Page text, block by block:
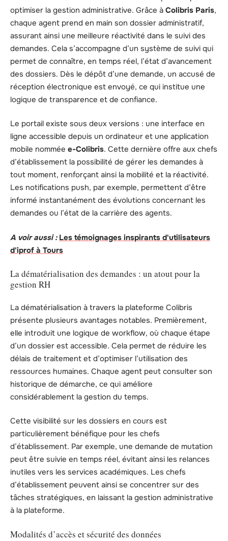
optimiser la gestion administrative. Grâce à Colibris Paris,
chaque agent prend en main son dossier administratif,
assurant ainsi une meilleure réactivité dans le suivi des
demandes. Cela s’accompagne d’un système de suivi qui
permet de connaître, en temps réel, l’état d’avancement
des dossiers. Dès le dépôt d’une demande, un accusé de
réception électronique est envoyé, ce qui institue une
logique de transparence et de confiance.
Le portail existe sous deux versions : une interface en
ligne accessible depuis un ordinateur et une application
mobile nommée e-Colibris. Cette dernière offre aux chefs
d’établissement la possibilité de gérer les demandes à
tout moment, renforçant ainsi la mobilité et la réactivité.
Les notifications push, par exemple, permettent d’être
informé instantanément des évolutions concernant les
demandes ou l’état de la carrière des agents.
A voir aussi : Les témoignages inspirants d'utilisateurs
d'iprof à Tours
La dématérialisation des demandes : un atout pour la
gestion RH
La dématérialisation à travers la plateforme Colibris
présente plusieurs avantages notables. Premièrement,
elle introduit une logique de workflow, où chaque étape
d’un dossier est accessible. Cela permet de réduire les
délais de traitement et d’optimiser l’utilisation des
ressources humaines. Chaque agent peut consulter son
historique de démarche, ce qui améliore
considérablement la gestion du temps.
Cette visibilité sur les dossiers en cours est
particulièrement bénéfique pour les chefs
d’établissement. Par exemple, une demande de mutation
peut être suivie en temps réel, évitant ainsi les relances
inutiles vers les services académiques. Les chefs
d’établissement peuvent ainsi se concentrer sur des
tâches stratégiques, en laissant la gestion administrative
à la plateforme.
Modalités d’accès et sécurité des données